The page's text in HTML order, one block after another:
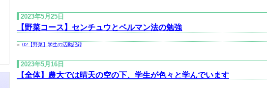
2023年5月25日
【野菜コース】センチュウとベルマン法の勉強
in 02【野菜】学生の活動記録
2023年5月16日
【全体】農大では晴天の空の下、学生が色々と学んでいます